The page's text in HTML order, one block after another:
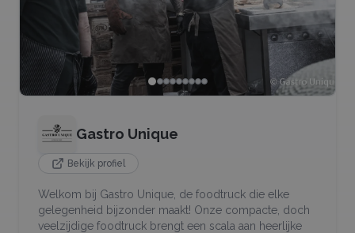
Gastro Unique
Bekijk profiel
Welkom bij Gastro Unique, de foodtruck die elke
gelegenheid bijzonder maakt! Onze compacte, doch
veelzijdige foodtruck brengt een scala aan heerlijke